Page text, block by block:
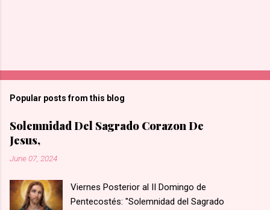
Popular posts from this blog
Solemnidad Del Sagrado Corazon De
Jesus,
June 07, 2024
Viernes Posterior al II Domingo de
Pentecostés: "Solemnidad del Sagrado